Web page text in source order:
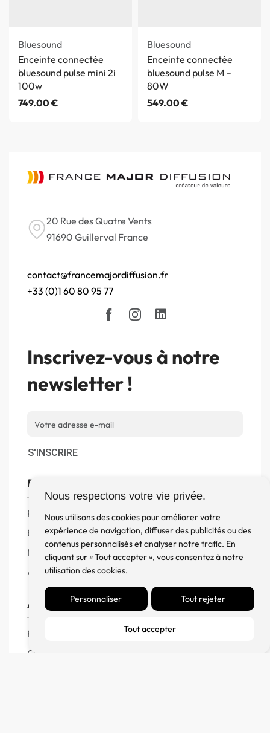
Nous respectons votre vie privée.
Nous utilisons des cookies pour améliorer votre
expérience de navigation, diffuser des publicités ou des
contenus personnalisés et analyser notre trafic. En
cliquant sur « Tout accepter », vous consentez à notre
utilisation des cookies.
Personnaliser Tout rejeter
Tout accepter
Bluesound
Enceinte connectée
bluesound pulse mini 2i
100w
749.00€
Bluesound
Enceinte connectée
bluesound pulse M –
80W
549.00€
20 Rue des Quatre Vents
91690 Guillerval France
contact@francemajordiffusion.fr
+33 (0)1 60 80 95 77
Inscrivez-vous à notre
newsletter !
S'INSCRIRE
Boutique
Produits
Enceintes
Meuble, Rack et Support
Accessoires
Aide
FAQ
CGV